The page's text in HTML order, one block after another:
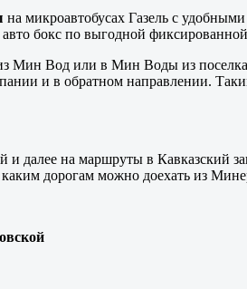
на микроавтобусах Газель с
бокс по выгодной
Мин Вод или в Мин Воды из
и в обратном направлении.
и далее на маршруты в
дорогам можно доехать из